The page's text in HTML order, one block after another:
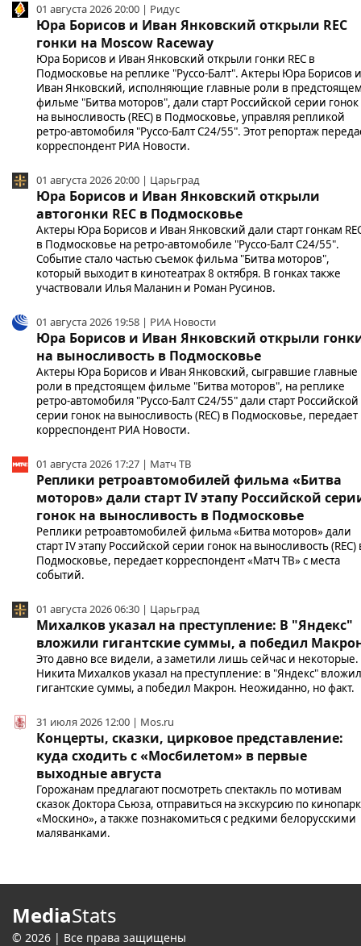
01 августа 2026 20:00 | Ридус
Юра Борисов и Иван Янковский открыли REC
гонки на Moscow Raceway
Юра Борисов и Иван Янковский открыли гонки REC в
Подмосковье на реплике "Руссо-Балт". Актеры Юра Борисов и
Иван Янковский, исполняющие главные роли в
фильме "Битва моторов", дали старт Российской серии гонок
на выносливость (REC) в Подмосковье, управляя репликой
ретро-автомобиля "Руссо-Балт С24/55". Этот репортаж
корреспондент РИА Новости.
01 августа 2026 20:00 | Царьград
Юра Борисов и Иван Янковский открыли
автогонки REC в Подмосковье
Актеры Юра Борисов и Иван Янковский дали старт гонкам
в Подмосковье на ретро-автомобиле "Руссо-Балт С24/55".
Событие стало частью съемок фильма "Битва моторов",
который выходит в кинотеатрах 8 октября. В гонках также
участвовали Илья Маланин и Роман Русинов.
01 августа 2026 19:58 | РИА Новости
Юра Борисов и Иван Янковский открыли
на выносливость в Подмосковье
Актеры Юра Борисов и Иван Янковский, сыгравшие главные
роли в предстоящем фильме "Битва моторов", на реплике
ретро-автомобиля "Руссо-Балт С24/55" дали старт Российской
серии гонок на выносливость (REC) в Подмосковье, передает
корреспондент РИА Новости.
01 августа 2026 17:27 | Матч ТВ
Реплики ретроавтомобилей фильма «Битва
моторов» дали старт IV этапу Российской
гонок на выносливость в Подмосковье
Реплики ретроавтомобилей фильма «Битва моторов» дали
старт IV этапу Российской серии гонок на выносливость (REC)
Подмосковье, передает корреспондент «Матч ТВ» с места
событий.
01 августа 2026 06:30 | Царьград
Михалков указал на преступление: В "Яндекс"
вложили гигантские суммы, а победил
Это давно все видели, а заметили лишь сейчас и некоторые.
Никита Михалков указал на преступление: в "Яндекс"
гигантские суммы, а победил Макрон. Неожиданно, но факт.
31 июля 2026 12:00 | Mos.ru
Концерты, сказки, цирковое представление:
куда сходить с «Мосбилетом» в первые
выходные августа
Горожанам предлагают посмотреть спектакль по мотивам
сказок Доктора Сьюза, отправиться на экскурсию по
«Москино», а также познакомиться с редкими белорусскими
маляванками.
MediaStats
© 2026 | Все права защищены